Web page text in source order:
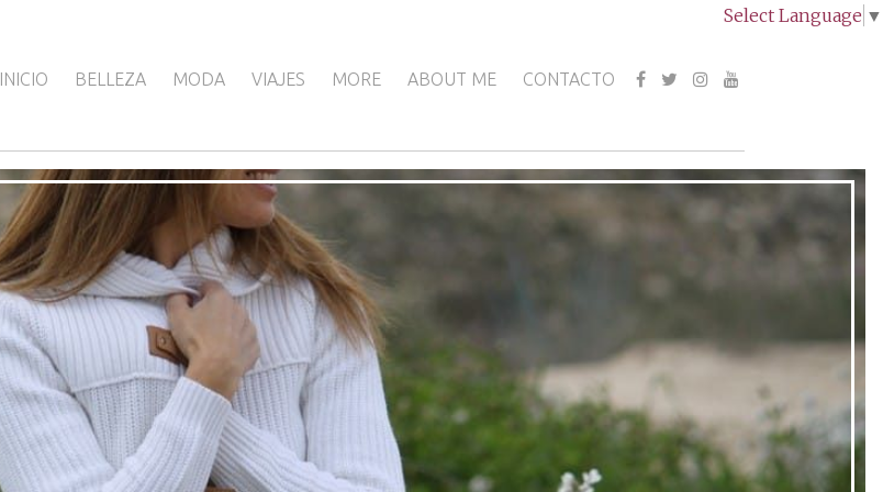
Select Language ▼
INICIO BELLEZA MODA VIAJES MORE ABOUT ME CONTACTO